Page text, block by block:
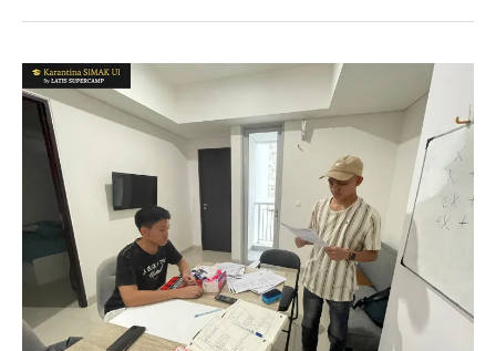
Rahasia
Skor
Tinggi
SIMAK
Latihan
Soal
Terprediksi
dan
Pendampingan
Intensif